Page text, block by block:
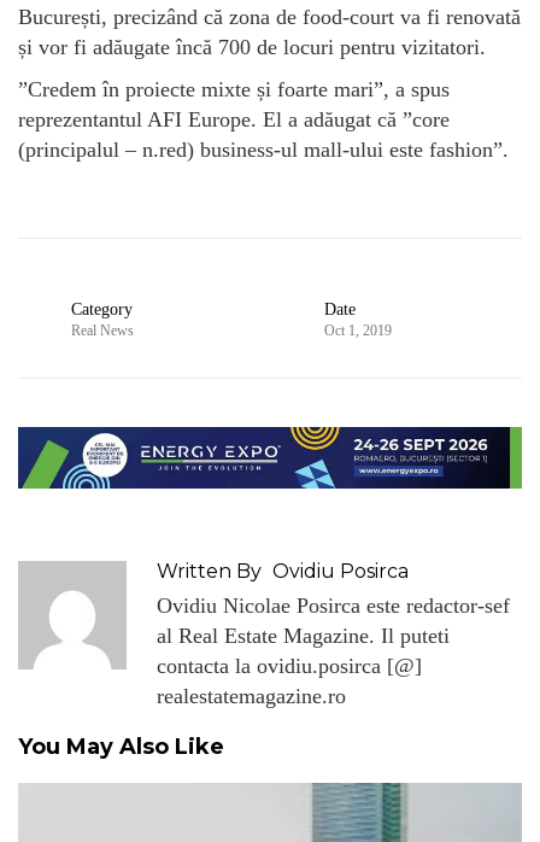
București, precizând că zona de food-court va fi renovată
și vor fi adăugate încă 700 de locuri pentru vizitatori.
”Credem în proiecte mixte și foarte mari”, a spus
reprezentantul AFI Europe. El a adăugat că ”core
(principalul – n.red) business-ul mall-ului este fashion”.
Category
Real News
Date
Oct 1, 2019
Written By Ovidiu Posirca
Ovidiu Nicolae Posirca este redactor-sef
al Real Estate Magazine. Il puteti
contacta la ovidiu.posirca [@]
realestatemagazine.ro
You May Also Like